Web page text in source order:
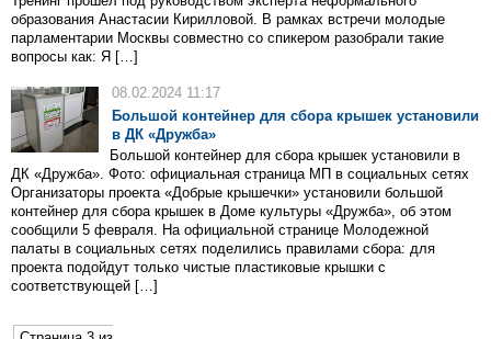
образования Анастасии Кирилловой. В рамках встречи молодые
парламентарии Москвы совместно со спикером разобрали такие
вопросы как: Я […]
08.02.2024 11:17
Большой контейнер для сбора крышек установили
в ДК «Дружба»
Большой контейнер для сбора крышек установили в
ДК «Дружба». Фото: официальная страница МП в социальных сетях
Организаторы проекта «Добрые крышечки» установили большой
контейнер для сбора крышек в Доме культуры «Дружба», об этом
сообщили 5 февраля. На официальной странице Молодежной
палаты в социальных сетях поделились правилами сбора: для
проекта подойдут только чистые пластиковые крышки с
соответствующей […]